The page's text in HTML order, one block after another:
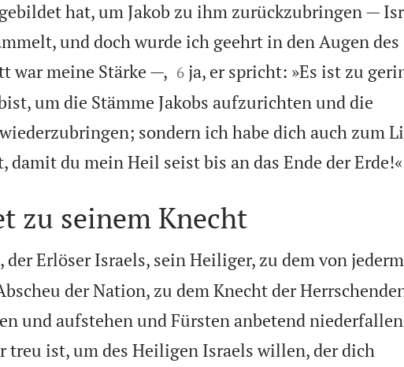
hat, um Jakob zu ihm zurückzubringen —
und doch wurde ich geehrt in den Augen des
war meine Stärke —,
6 ja, er spricht: »Es ist zu
um die Stämme Jakobs aufzurichten und die
sondern ich habe dich auch zum
damit du mein Heil seist bis an das Ende der Erde!«
zu seinem Knecht
der Erlöser Israels, sein Heiliger, zu dem von
der Nation, zu dem Knecht der
und aufstehen und Fürsten anbetend
treu ist, um des Heiligen Israels willen, der dich